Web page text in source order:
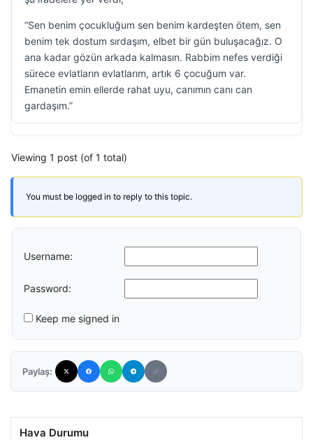
“Sen benim çocukluğum sen benim kardeşten ötem, sen
benim tek dostum sırdaşım, elbet bir gün buluşacağız. O
ana kadar gözün arkada kalmasın. Rabbim nefes verdiği
sürece evlatların evlatlarım, artık 6 çocuğum var.
Emanetin emin ellerde rahat uyu, canımın canı can
gardaşım.”
Viewing 1 post (of 1 total)
You must be logged in to reply to this topic.
Username:
Password:
Keep me signed in
Paylaş:
Hava Durumu